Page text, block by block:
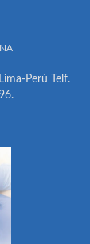
Perú Telf.